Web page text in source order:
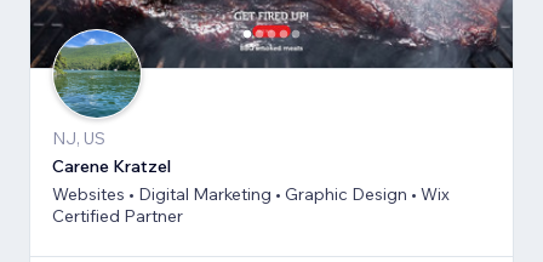
NJ, US
Carene Kratzel
Websites • Digital Marketing • Graphic Design • Wix
Certified Partner